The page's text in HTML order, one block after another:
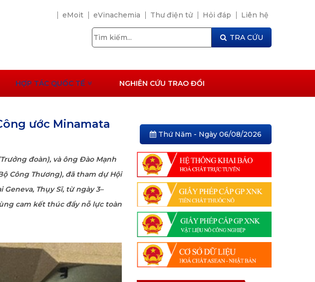
eMoit eVinachemia Thư điện tử Hỏi đáp Liên hệ
TRA CỨU
HỢP TÁC QUỐC TẾ NGHIÊN CỨU TRAO ĐỔI
ước Minamata
đoàn), và ông Đào Mạnh
Công Thương), đã tham dự Hội
Thụy Sĩ, từ ngày 3–
cam kết thúc đẩy nỗ lực toàn
Thứ Năm - Ngày 06/08/2026